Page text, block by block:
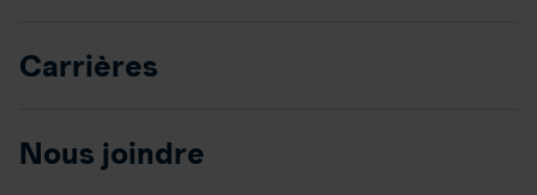
Carrières
Nous joindre